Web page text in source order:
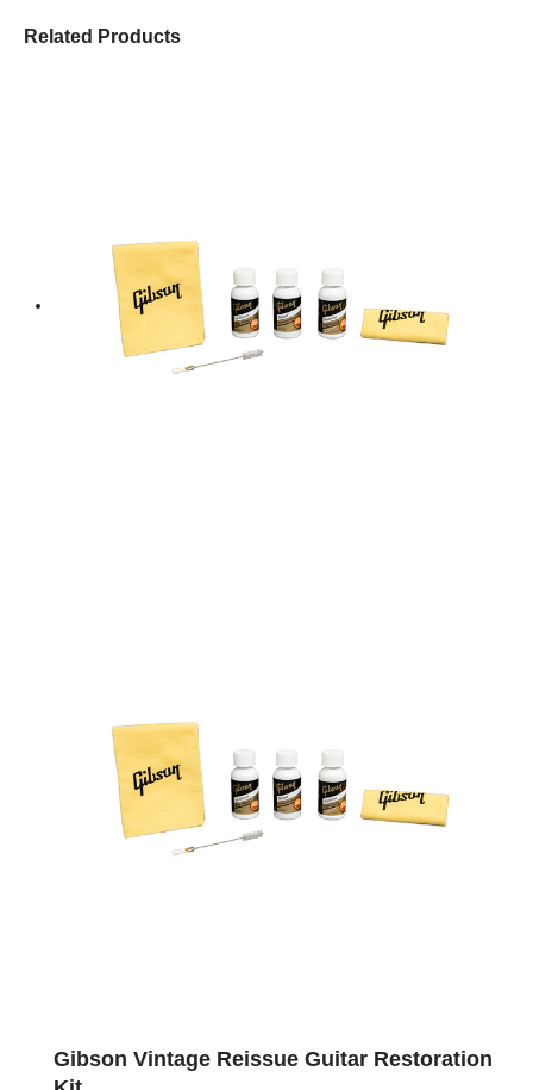
Related Products
Gibson Vintage Reissue Guitar Restoration